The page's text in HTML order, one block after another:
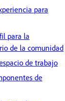
para
para la
de la comunidad
de trabajo
de